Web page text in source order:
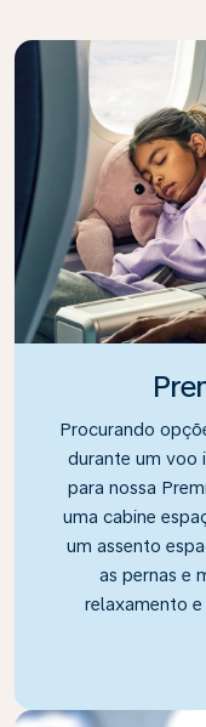
Procurando
durante um voo
para nossa
uma cabine
um assento
as pernas e
relaxamento